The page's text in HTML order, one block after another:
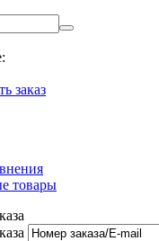
заказ
товары